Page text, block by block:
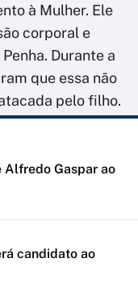
à Mulher. Ele
corporal e
Durante a
que essa não
pelo filho.
Alfredo Gaspar ao
candidato ao